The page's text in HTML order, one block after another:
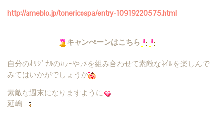
http://ameblo.jp/tonericospa/entry-10919220575.html
キャンぺーンはこちら
自分のｵﾘｼﾞﾅﾙのｶﾗｰやﾗﾒを組み合わせて素敵なﾈｲﾙを楽しんで
みてはいかがでしょうか
素敵な週末になりますように
延嶋